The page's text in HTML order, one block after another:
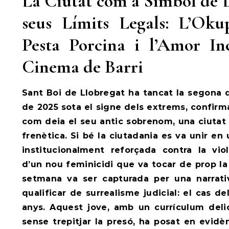
seus Límits Legals:
Pesta Porcina i l’Amor
Cinema de Barri
Sant Boi de Llobregat ha tancat la segona
de 2025 sota el signe dels extrems,
com deia el seu antic sobrenom, una
frenètica. Si bé la ciutadania es va unir en
institucionalment reforçada contra la
d’un nou feminicidi que va tocar de prop
setmana va ser capturada per una
qualificar de surrealisme judicial: el cas
anys. Aquest jove, amb un currículum
sense trepitjar la presó, ha posat en